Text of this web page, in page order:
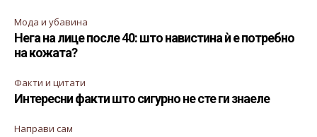
Мода и убавина
Нега на лице после 40: што навистина ѝ е потребно
на кожата?
Факти и цитати
Интересни факти што сигурно не сте ги знаеле
Направи сам